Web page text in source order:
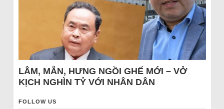
LÂM, MẪN, HƯNG NGỒI GHẾ MỚI – VỞ
KỊCH NGHÌN TỶ VỚI NHÂN DÂN
FOLLOW US